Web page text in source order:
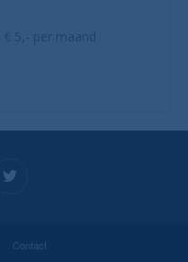
5,- per maand
Contact